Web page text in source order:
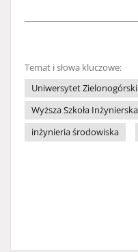
Temat i słowa kluczowe:
Uniwersytet Zielonogórski
Wyższa Szkoła
inżynieria środowiska